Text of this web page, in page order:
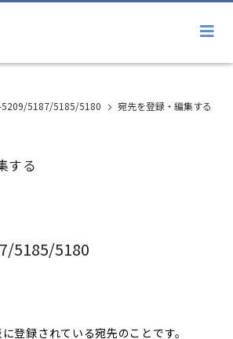
5209/5187/5185/5180 宛先を登録・編集する
する
5185/5180
登録されている宛先のことです。